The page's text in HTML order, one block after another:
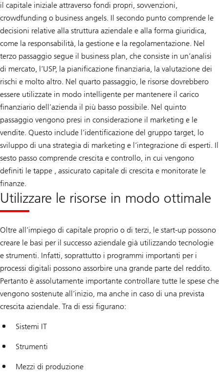
il capitale iniziale attraverso fondi propri, sovvenzioni,
crowdfunding o business angels. Il secondo punto comprende le
decisioni relative alla struttura aziendale e alla forma giuridica,
come la responsabilità, la gestione e la regolamentazione. Nel
terzo passaggio segue il business plan, che consiste in un’analisi
di mercato, l’USP, la pianificazione finanziaria, la valutazione dei
rischi e molto altro. Nel quarto passaggio, le risorse dovrebbero
essere utilizzate in modo intelligente per mantenere il carico
finanziario dell’azienda il più basso possibile. Nel quinto
passaggio vengono presi in considerazione il marketing e le
vendite. Questo include l’identificazione del gruppo target, lo
sviluppo di una strategia di marketing e l’integrazione di esperti. Il
sesto passo comprende crescita e controllo, in cui vengono
definiti le tappe , assicurato capitale di crescita e monitorate le
finanze.
Utilizzare le risorse in modo ottimale
Oltre all’impiego di capitale proprio o di terzi, le start-up possono
creare le basi per il successo aziendale già utilizzando tecnologie
e strumenti. Infatti, soprattutto i programmi importanti per i
processi digitali possono assorbire una grande parte del reddito.
Pertanto è assolutamente importante controllare tutte le spese che
vengono sostenute all’inizio, ma anche in caso di una prevista
crescita aziendale. Tra di essi figurano:
Sistemi IT
Strumenti
Mezzi di produzione